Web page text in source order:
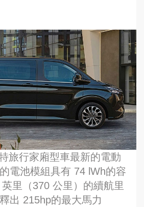
旅行家廂型車最新的電動
電池模組具有 74 lWh的容
里（370 公里）的續航里
出 215hp的最大馬力